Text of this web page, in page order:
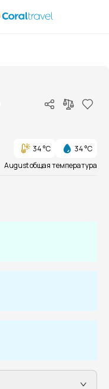
34 °C
34 °C
August общая температура